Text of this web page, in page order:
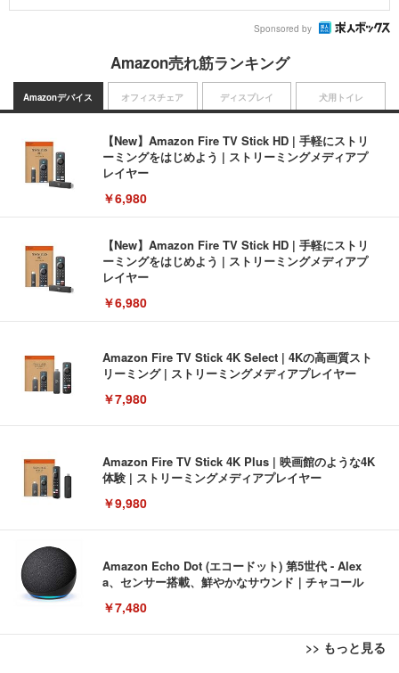
Sponsored by
Amazon売れ筋ランキング
Amazonデバイス
【New】Amazon Fire TV Stick HD | 手軽にストリ
ーミングをはじめよう | ストリーミングメディアプ
レイヤー
￥6,980
【New】Amazon Fire TV Stick HD | 手軽にストリ
ーミングをはじめよう | ストリーミングメディアプ
レイヤー
￥6,980
Amazon Fire TV Stick 4K Select | 4Kの高画質スト
リーミング | ストリーミングメディアプレイヤー
￥7,980
Amazon Fire TV Stick 4K Plus | 映画館のような4K
体験 | ストリーミングメディアプレイヤー
￥9,980
Amazon Echo Dot (エコードット) 第5世代 - Alex
a、センサー搭載、鮮やかなサウンド｜チャコール
￥7,480
>> もっと見る
オフィスチェア ディスプレイ 犬用トイレ